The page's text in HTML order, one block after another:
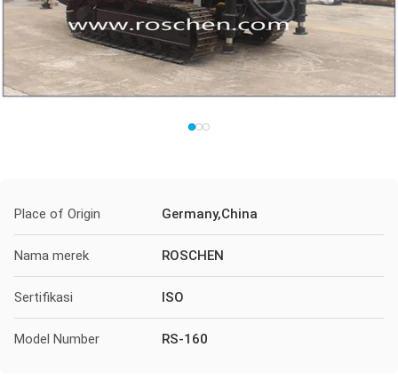
Place of Origin Germany,China
Nama merek ROSCHEN
Sertifikasi ISO
Model Number RS-160